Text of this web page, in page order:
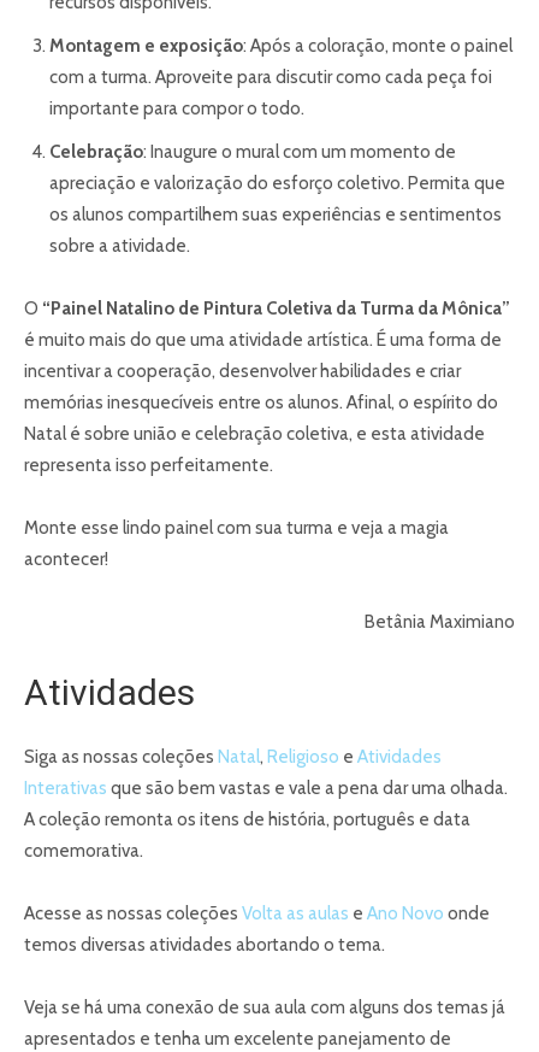
Montagem e exposição: Após a coloração, monte o painel
com a turma. Aproveite para discutir como cada peça foi
importante para compor o todo.
Celebração: Inaugure o mural com um momento de
apreciação e valorização do esforço coletivo. Permita que
os alunos compartilhem suas experiências e sentimentos
sobre a atividade.
O “Painel Natalino de Pintura Coletiva da Turma da Mônica”
é muito mais do que uma atividade artística. É uma forma de
incentivar a cooperação, desenvolver habilidades e criar
memórias inesquecíveis entre os alunos. Afinal, o espírito do
Natal é sobre união e celebração coletiva, e esta atividade
representa isso perfeitamente.
Monte esse lindo painel com sua turma e veja a magia
acontecer!
Betânia Maximiano
Atividades
Siga as nossas coleções Natal, Religioso e Atividades
Interativas que são bem vastas e vale a pena dar uma olhada.
A coleção remonta os itens de história, português e data
comemorativa.
Acesse as nossas coleções Volta as aulas e Ano Novo onde
temos diversas atividades abortando o tema.
Veja se há uma conexão de sua aula com alguns dos temas já
apresentados e tenha um excelente panejamento de